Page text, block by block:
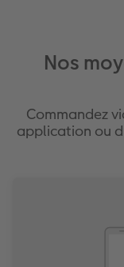
Nos
Commandez
application ou